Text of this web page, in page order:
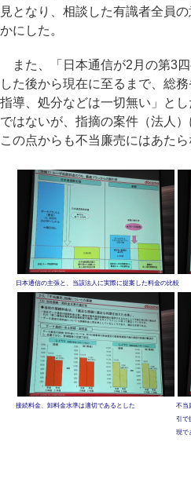
見となり、相談した有識者全員
かにした。
また、「日本通信が2月の第3
した後から現在に至るまで、総
指導、処分などは一切無い」と
ではないが、指摘の案件（法人
この点からも不当廉売にはあたら
日本通信の主張と、当該法人に実際に提案した料金の比較
接続料金、卸料金水準は適切であるとした
不当
引で
現で